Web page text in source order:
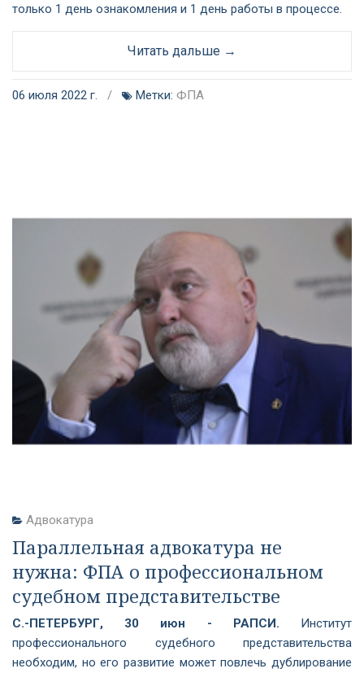
только 1 день ознакомления и 1 день работы в процессе.
Читать дальше →
06 июля 2022 г. / Метки: ФПА
Адвокатура
Параллельная адвокатура не
нужна: ФПА о профессиональном
судебном представительстве
С.-ПЕТЕРБУРГ, 30 июн - РАПСИ. Институт
профессионального судебного представительства
необходим, но его развитие может повлечь дублирование